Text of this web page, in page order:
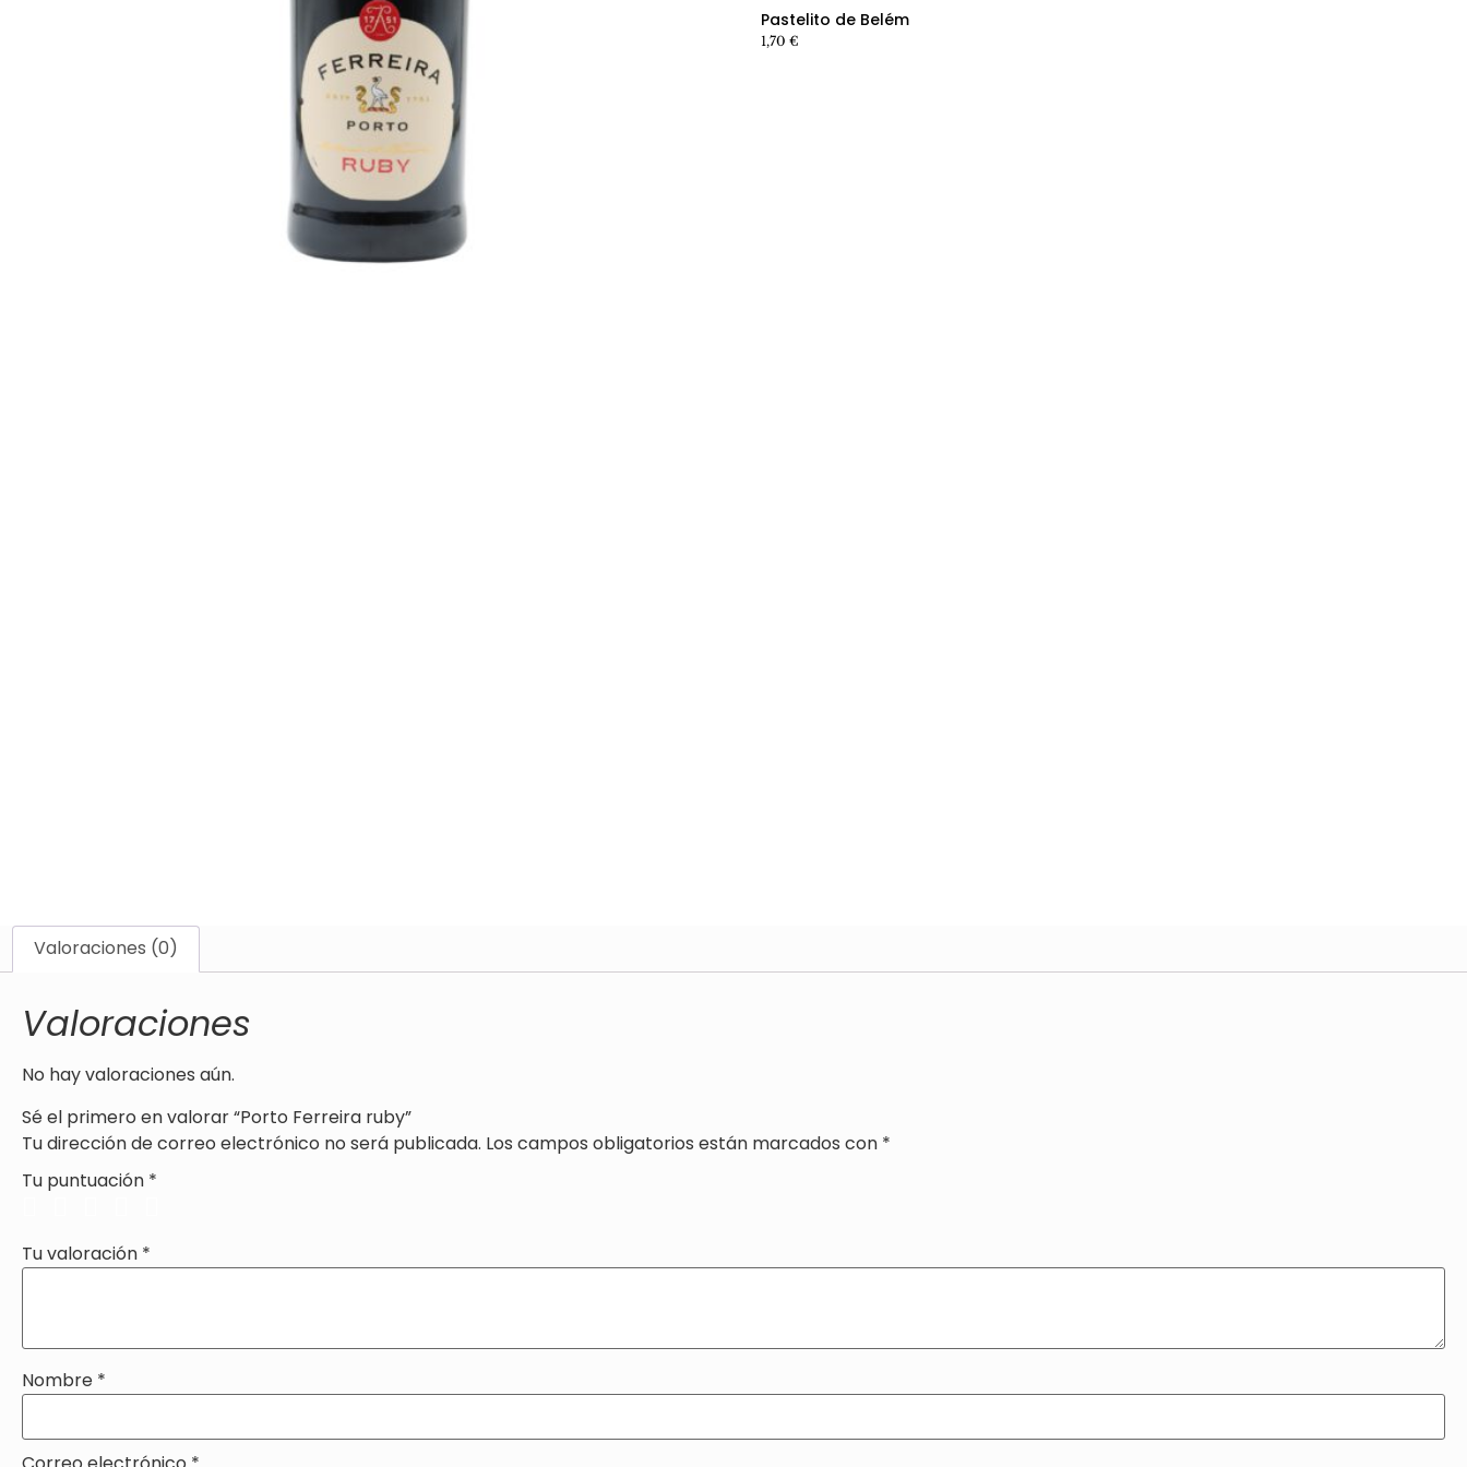
Ver producto producto
Pastelito de Belém
1,70 €
Valoraciones (0)
Valoraciones
No hay valoraciones aún.
Sé el primero en valorar “Porto Ferreira ruby”
Tu dirección de correo electrónico no será publicada. Los campos obligatorios están marcados con *
Tu puntuación *
Tu valoración *
Nombre *